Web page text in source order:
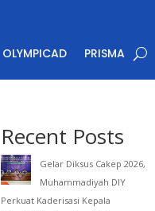
OLYMPICAD PRISMA
Recent Posts
Gelar Diksus Cakep 2026,
Muhammadiyah DIY
Perkuat Kaderisasi Kepala